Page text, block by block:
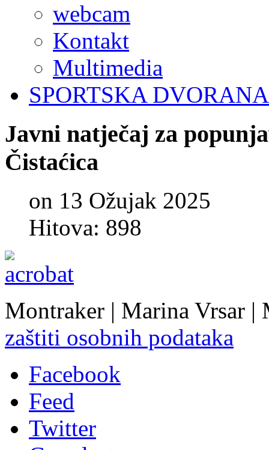
webcam
Kontakt
Multimedia
SPORTSKA DVORANA
Javni natječaj za
Čistaćica
on 13 Ožujak 2025
Hitova: 898
Montraker | Marina Vrsar |
zaštiti osobnih podataka
Facebook
Feed
Twitter